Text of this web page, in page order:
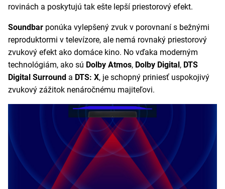
rovinách a poskytujú tak ešte lepší priestorový efekt.
Soundbar ponúka vylepšený zvuk v porovnaní s bežnými
reproduktormi v televízore, ale nemá rovnaký priestorový
zvukový efekt ako domáce kino. No vďaka moderným
technológiám, ako sú Dolby Atmos, Dolby Digital, DTS
Digital Surround a DTS: X, je schopný priniesť uspokojivý
zvukový zážitok nenáročnému majiteľovi.